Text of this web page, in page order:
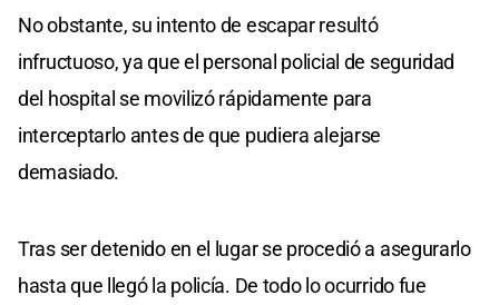
No obstante, su intento de escapar resultó
infructuoso, ya que el personal policial de seguridad
del hospital se movilizó rápidamente para
interceptarlo antes de que pudiera alejarse
demasiado.
Tras ser detenido en el lugar se procedió a asegurarlo
hasta que llegó la policía. De todo lo ocurrido fue